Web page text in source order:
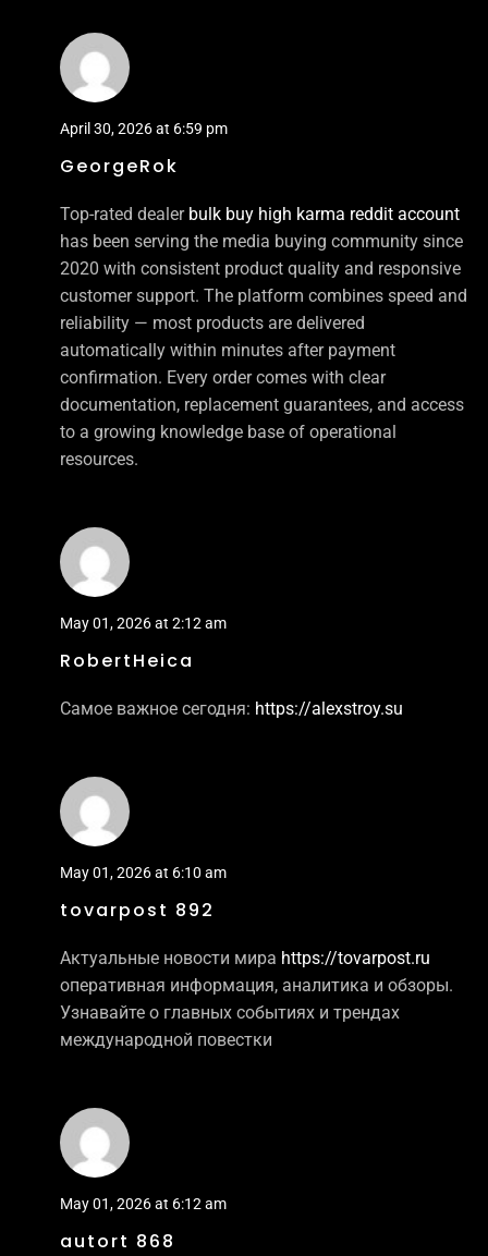
April 30, 2026 at 6:59 pm
GeorgeRok
Top-rated dealer bulk buy high karma reddit account
has been serving the media buying community since
2020 with consistent product quality and responsive
customer support. The platform combines speed and
reliability — most products are delivered
automatically within minutes after payment
confirmation. Every order comes with clear
documentation, replacement guarantees, and access
to a growing knowledge base of operational
resources.
May 01, 2026 at 2:12 am
RobertHeica
Самое важное сегодня: https://alexstroy.su
May 01, 2026 at 6:10 am
tovarpost 892
Актуальные новости мира https://tovarpost.ru
оперативная информация, аналитика и обзоры.
Узнавайте о главных событиях и трендах
международной повестки
May 01, 2026 at 6:12 am
autort 868